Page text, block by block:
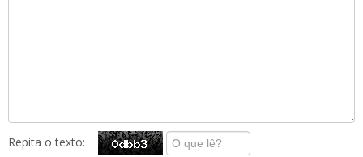
Repita o texto: